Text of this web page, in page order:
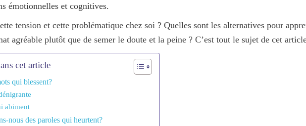
émotionnelles et cognitives.
tension et cette problématique chez soi ? Quelles sont les alternatives pour
agréable plutôt que de semer le doute et la peine ? C’est tout le sujet de cet
cet article
qui blessent?
abiment
nous des paroles qui heurtent?